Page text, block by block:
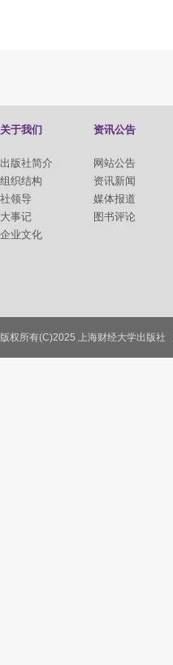
关于我们
出版社简介
组织结构
社领导
大事记
企业文化
资讯公告
网站公告
资讯新闻
媒体报道
图书评论
联系我们
版权所有(C)2025 上海财经大学出版社